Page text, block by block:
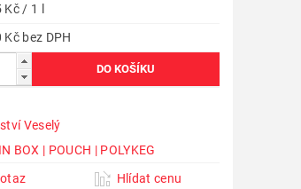
Kč / 1 l
1 280 Kč bez DPH
Veselý
BOX | POUCH | POLYKEG
Hlídat cenu